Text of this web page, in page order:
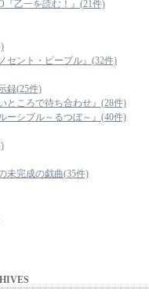
乙一を読む！』(21件)
セント・ピープル』(32件)
録(25件)
ところで待ち合わせ』(28件)
ーシブル～るつぼ～』(40件)
未完成の戯曲(35件)